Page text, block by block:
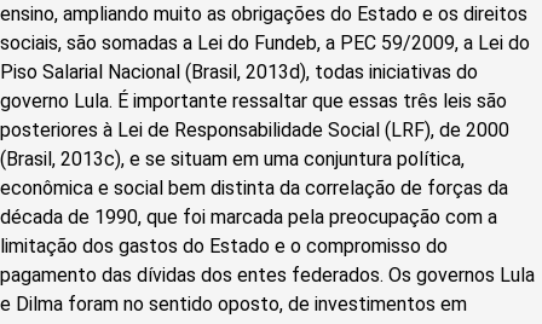
ensino, ampliando muito as obrigações do Estado e os direitos
sociais, são somadas a Lei do Fundeb, a PEC 59/2009, a Lei do
Piso Salarial Nacional (Brasil, 2013d), todas iniciativas do
governo Lula. É importante ressaltar que essas três leis são
posteriores à Lei de Responsabilidade Social (LRF), de 2000
(Brasil, 2013c), e se situam em uma conjuntura política,
econômica e social bem distinta da correlação de forças da
década de 1990, que foi marcada pela preocupação com a
limitação dos gastos do Estado e o compromisso do
pagamento das dívidas dos entes federados. Os governos Lula
e Dilma foram no sentido oposto, de investimentos em